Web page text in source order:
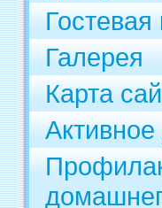
Гостевая
Галерея
Карта
Активное